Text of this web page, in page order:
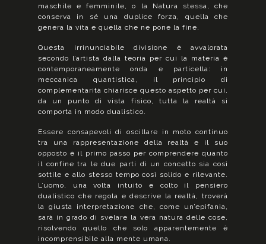
maschile e femminile, o la Natura stessa, che
conserva in sé una duplice forza, quella che
genera la vita e quella che ne pone la fine.
Questa irrinunciabile divisione è avvalorata
secondo l’artista dalla teoria per cui la materia è
contemporaneamente onda e particella: in
meccanica quantistica, il principio di
complementarità chiarisce questo aspetto per cui,
da un punto di vista fisico, tutta la realtà si
comporta in modo dualistico.
Essere consapevoli di oscillare in moto continuo
tra una rappresentazione della realtà e il suo
opposto è il primo passo per comprendere quanto
il confine tra le due parti di un concetto sia così
sottile e allo stesso tempo così solido e rilevante.
L’uomo, una volta intuito e colto il pensiero
dualistico che regola e descrive la realtà, troverà
la giusta interpretazione che, come un’epifania,
sarà in grado di svelare la vera natura delle cose,
risolvendo quello che solo apparentemente è
incomprensibile alla mente umana.